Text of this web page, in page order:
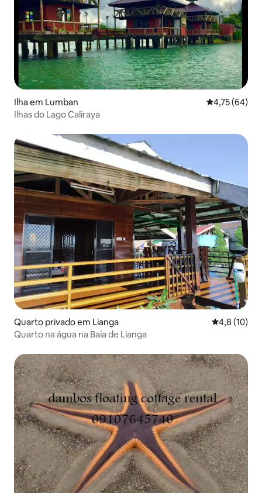
Ilha em Lumban Classificação
4,75 (64)
Ilhas do Lago Caliraya
Quarto privado em Lianga
4,8 (10)
Quarto na água na Baía de Lianga